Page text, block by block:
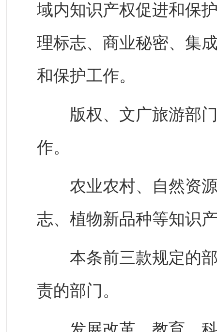
域内知识产权促进和保
理标志、商业秘密、集
和保护工作。
版权、文广旅游部门
作。
农业农村、自然资源
志、植物新品种等知识
本条前三款规定的部
责的部门。